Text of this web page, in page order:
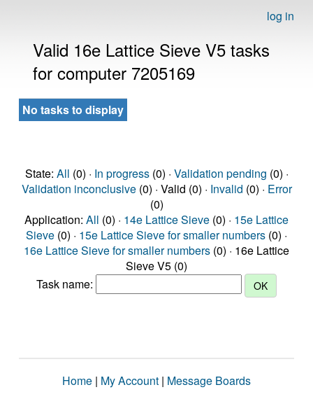
log in
Valid 16e Lattice Sieve V5 tasks
for computer 7205169
No tasks to display
State: All (0) · In progress(0) · Validation pending (0) ·
Validation inconclusive(0) · Valid (0) · Invalid (0) · Error
(0)
Application: All (0) · 14e Lattice Sieve (0) · 15e Lattice
Sieve (0) · 15e Lattice Sieve for smaller numbers (0) ·
16e Lattice Sieve for smaller numbers (0) · 16e Lattice
Sieve V5 (0)
Task name:
Home | My Account | Message Boards